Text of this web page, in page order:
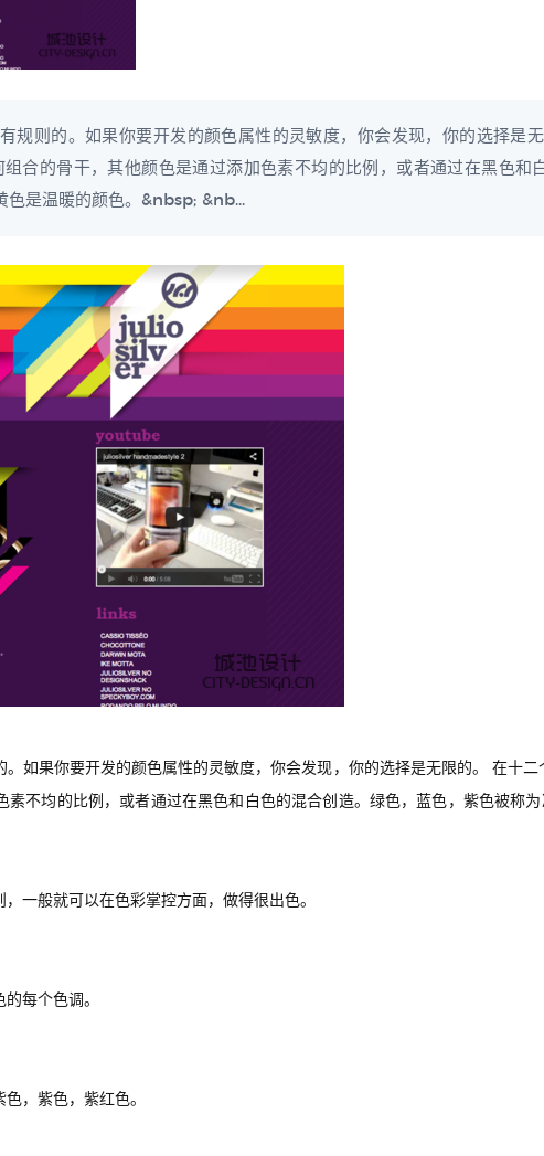
规则的。如果你要开发的颜色属性的灵敏度，你会发现，你的选择是
合的骨干，其他颜色是通过添加色素不均的比例，或者通过在黑色和
色是温暖的颜色。&nbsp; &nb...
如果你要开发的颜色属性的灵敏度，你会发现，你的选择是无限的。 在十二
不均的比例，或者通过在黑色和白色的混合创造。绿色，蓝色，紫色被称
一般就可以在色彩掌控方面，做得很出色。
每个色调。
，紫色，紫红色。